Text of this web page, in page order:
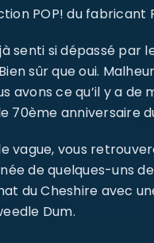
POP! du fabricant
senti si dépassé par
sûr que oui.
avons ce qu’il y a
70ème anniversaire
vague, vous
de quelques-uns
du Cheshire avec
Dum.